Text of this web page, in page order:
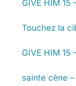
GIVE HIM 15
Touchez la
GIVE HIM 15
sainte cène